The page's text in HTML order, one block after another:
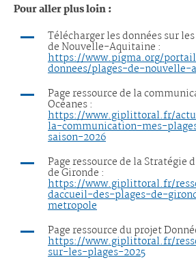
Pour aller plus loin :
Télécharger les données sur
de Nouvelle-Aquitaine :
https://www.pigma.org/
donnees/plages-de-
Page ressource de la
Océanes :
https://www.giplittoral.fr/
la-communication-mes-
saison-2026
Page ressource de la Stratégie
de Gironde :
https://www.giplittoral.fr/
daccueil-des-plages-de-
metropole
Page ressource du projet
https://www.giplittoral.fr/
sur-les-plages-2025